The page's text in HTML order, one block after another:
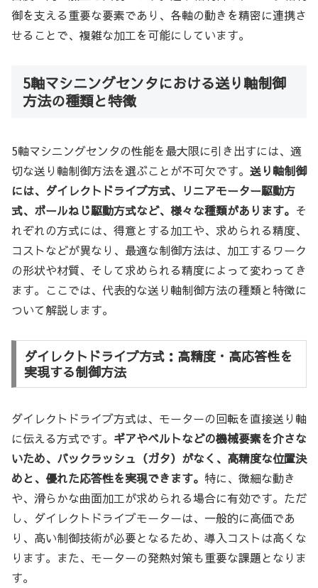
御を支える重要な要素であり、各軸の動きを精密に連携さ
せることで、複雑な加工を可能にしています。
5軸マシニングセンタにおける送り軸制御
方法の種類と特徴
5軸マシニングセンタの性能を最大限に引き出すには、適
切な送り軸制御方法を選ぶことが不可欠です。 送り軸制御
には、ダイレクトドライブ方式、リニアモーター駆動方
式、ボールねじ駆動方式など、様々な種類があります。 そ
れぞれの方式には、得意とする加工や、求められる精度、
コストなどが異なり、最適な制御方法は、加工するワーク
の形状や材質、そして求められる精度によって変わってき
ます。ここでは、代表的な送り軸制御方法の種類と特徴に
ついて解説します。
ダイレクトドライブ方式：高精度・高応答性を
実現する制御方法
ダイレクトドライブ方式は、モーターの回転を直接送り軸
に伝える方式です。 ギアやベルトなどの機械要素を介さな
いため、バックラッシュ（ガタ）がなく、高精度な位置決
めと、優れた応答性を実現できます。 特に、微細な動き
や、滑らかな曲面加工が求められる場合に有効です。ただ
し、ダイレクトドライブモーターは、一般的に高価であ
り、高い制御技術が必要となるため、導入コストは高くな
ります。また、モーターの発熱対策も重要な課題となりま
す。